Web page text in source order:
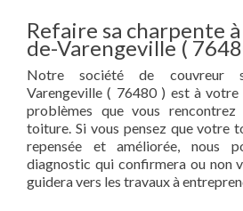
Refaire sa charpente
de-Varengeville (
Notre société de couvreur
Varengeville ( 76480 ) est à
problèmes que vous
toiture. Si vous pensez que votre
repensée et améliorée, nous
diagnostic qui confirmera ou non
guidera vers les travaux à